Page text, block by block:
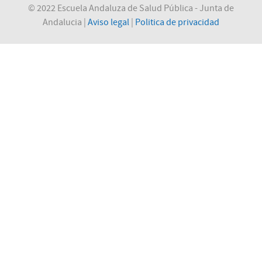
© 2022 Escuela Andaluza de Salud Pública - Junta de
Andalucia | Aviso legal Politica de privacidad